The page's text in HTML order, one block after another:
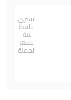
اشتري
بالقط
عة
بسعر
الجملة